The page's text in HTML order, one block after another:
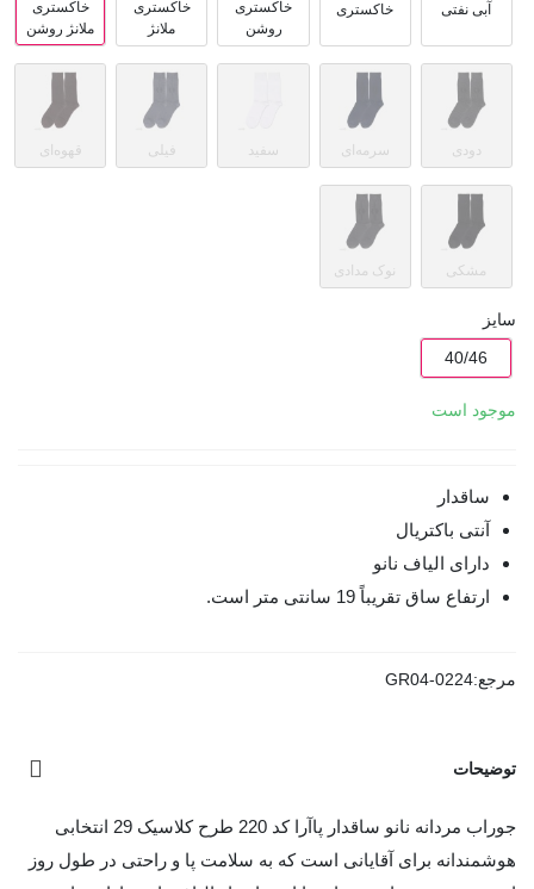
آبی نفتی خاکستری
خاکستری
روشن
دودی سرمه‌ای سفید فیلی قهوه‌ای
مشکی نوک مدادی
خاکستری
ملانژ
خاکستری
ملانژ روشن
سایز
40/46
موجود است
ساقدار
آنتی باکتریال
دارای الیاف نانو
ارتفاع ساق تقریباً 19 سانتی متر است.
مرجع:GR04-0224
توضیحات
جوراب مردانه نانو ساقدار پاآرا کد 220 طرح کلاسیک 29 انتخابی
هوشمندانه برای آقایانی است که به سلامت پا و راحتی در طول روز